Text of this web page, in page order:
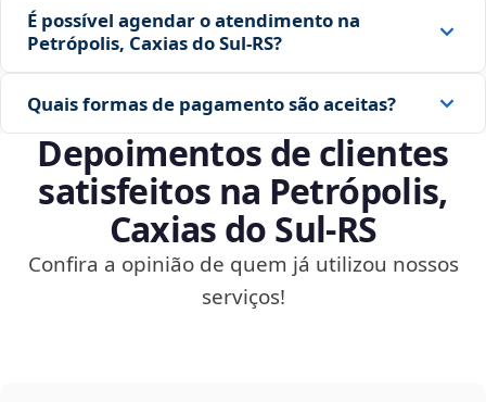
É possível agendar o atendimento na
Petrópolis, Caxias do Sul‑RS?
Quais formas de pagamento são aceitas?
Depoimentos de clientes
satisfeitos na Petrópolis,
Caxias do Sul‑RS
Confira a opinião de quem já utilizou nossos
serviços!